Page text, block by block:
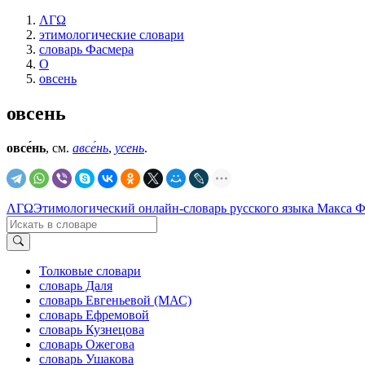
ΛΓΩ
этимологические словари
словарь Фасмера
О
овсень
овсень
овсе́нь, см. авсе́нь, усень.
ΛΓΩЭтимологический онлайн-словарь русского языка Макса
Толковые словари
словарь Даля
словарь Евгеньевой (МАС)
словарь Ефремовой
словарь Кузнецова
словарь Ожегова
словарь Ушакова